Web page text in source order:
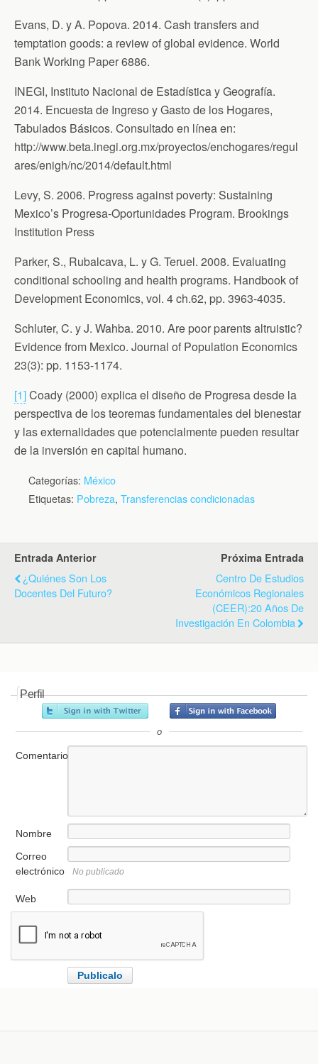
Evans, D. y A. Popova. 2014. Cash transfers and
temptation goods: a review of global evidence. World
Bank Working Paper 6886.
INEGI, Instituto Nacional de Estadística y Geografía.
2014. Encuesta de Ingreso y Gasto de los Hogares,
Tabulados Básicos. Consultado en línea en:
http://www.beta.inegi.org.mx/proyectos/enchogares/regul
ares/enigh/nc/2014/default.html
Levy, S. 2006. Progress against poverty: Sustaining
Mexico’s Progresa-Oportunidades Program. Brookings
Institution Press
Parker, S., Rubalcava, L. y G. Teruel. 2008. Evaluating
conditional schooling and health programs. Handbook of
Development Economics, vol. 4 ch.62, pp. 3963-4035.
Schluter, C. y J. Wahba. 2010. Are poor parents altruistic?
Evidence from Mexico. Journal of Population Economics
23(3): pp. 1153-1174.
[1]Coady (2000) explica el diseño de Progresa desde la
perspectiva de los teoremas fundamentales del bienestar
y las externalidades que potencialmente pueden resultar
de la inversión en capital humano.
Categorías: México
Etiquetas: Pobreza, Transferencias condicionadas
Entrada Anterior
¿Quiénes Son Los
Docentes Del Futuro?
Próxima Entrada
Centro De Estudios
Económicos Regionales
(CEER):20 Años De
Investigación En Colombia
Perfil
o
Comentario
Nombre
Correo
electrónico
No publicado
Web